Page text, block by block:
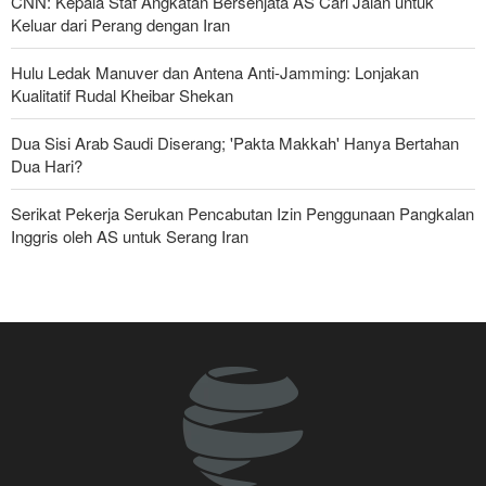
Keluar dari Perang dengan Iran
Hulu Ledak Manuver dan Antena Anti-Jamming: Lonjakan
Kualitatif Rudal Kheibar Shekan
Dua Sisi Arab Saudi Diserang; 'Pakta Makkah' Hanya Bertahan
Dua Hari?
Serikat Pekerja Serukan Pencabutan Izin Penggunaan Pangkalan
Inggris oleh AS untuk Serang Iran
2.400 Rudal Patriot dalam 38 Hari; Krisis Paling Mematikan di
Presiden Iran: Dengan Teknologi Baru, Iran Bisa Lepas dari
Ketergantungan Minyak dan Sanksi